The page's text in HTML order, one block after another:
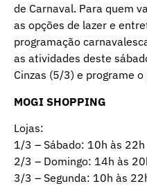
de Carnaval. Para quem
as opções de lazer e
programação
as atividades deste
Cinzas (5/3) e programe o
MOGI SHOPPING
Lojas:
1/3 – Sábado: 10h às 22h
2/3 – Domingo: 14h às
3/3 – Segunda: 10h às